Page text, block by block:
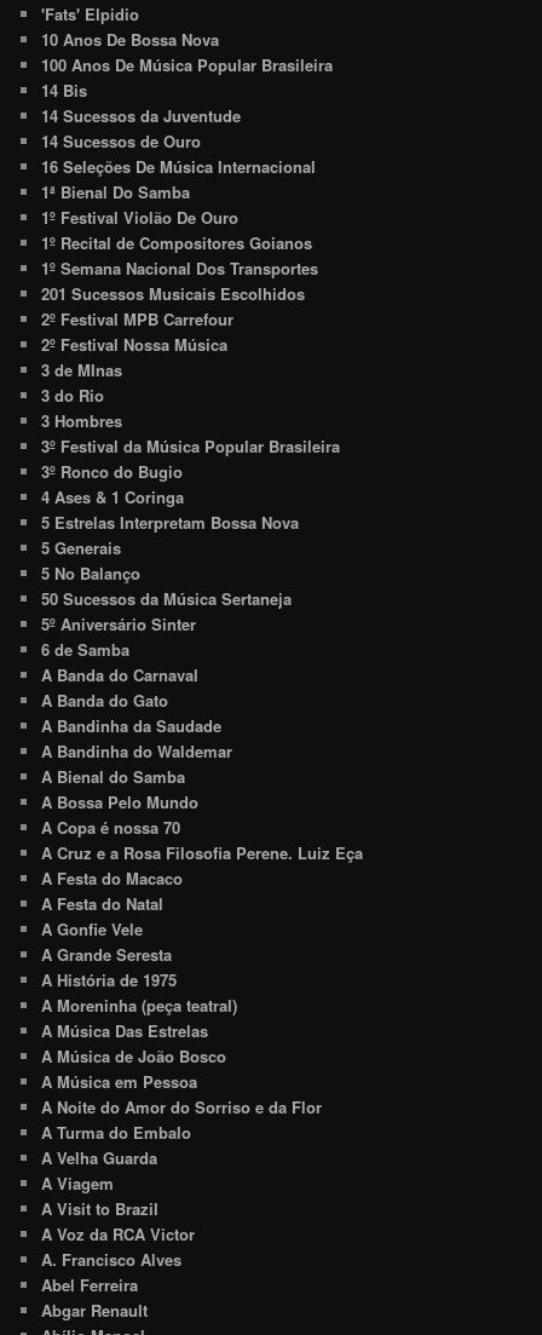
'Fats' Elpidio
10 Anos De Bossa Nova
100 Anos De Música Popular Brasileira
14 Bis
14 Sucessos da Juventude
14 Sucessos de Ouro
16 Seleções De Música Internacional
1ª Bienal Do Samba
1º Festival Violão De Ouro
1º Recital de Compositores Goianos
1º Semana Nacional Dos Transportes
201 Sucessos Musicais Escolhidos
2º Festival MPB Carrefour
2º Festival Nossa Música
3 de MInas
3 do Rio
3 Hombres
3º Festival da Música Popular Brasileira
3º Ronco do Bugio
4 Ases & 1 Coringa
5 Estrelas Interpretam Bossa Nova
5 Generais
5 No Balanço
50 Sucessos da Música Sertaneja
5º Aniversário Sinter
6 de Samba
A Banda do Carnaval
A Banda do Gato
A Bandinha da Saudade
A Bandinha do Waldemar
A Bienal do Samba
A Bossa Pelo Mundo
A Copa é nossa 70
A Cruz e a Rosa Filosofia Perene. Luiz Eça
A Festa do Macaco
A Festa do Natal
A Gonfie Vele
A Grande Seresta
A História de 1975
A Moreninha (peça teatral)
A Música Das Estrelas
A Música de João Bosco
A Música em Pessoa
A Noite do Amor do Sorriso e da Flor
A Turma do Embalo
A Velha Guarda
A Viagem
A Visit to Brazil
A Voz da RCA Victor
A. Francisco Alves
Abel Ferreira
Abgar Renault